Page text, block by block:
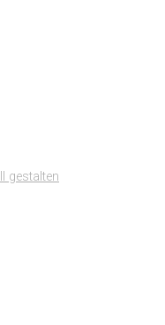
gestalten